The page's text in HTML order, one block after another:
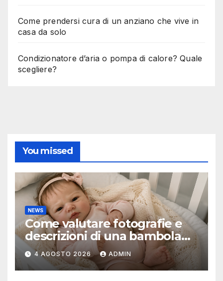
Come prendersi cura di un anziano che vive in
casa da solo
Condizionatore d’aria o pompa di calore? Quale
scegliere?
You missed
NEWS
Come valutare fotografie e
descrizioni di una bambola
reborn
4 AGOSTO 2026 ADMIN